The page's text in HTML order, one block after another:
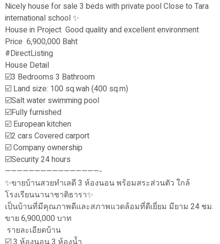
Nicely house for sale 3 beds with private pool Close to Tara
international school ✨
House in Project Good quality and excellent environment
Price 6,900,000 Baht
#DirectListing
House Detail
☑️3 Bedrooms 3 Bathroom
☑️ Land size: 100 sq.wah (400 sq.m)
☑️Salt water swimming pool
☑️Fully furnished
☑️ European kitchen
☑️2 cars Covered carport
☑️ Company ownership
☑️Security 24 hours
————————————————-
✨ขายบ้านสวยทำเลดี 3 ห้องนอน พร้อมสระส่วนตัว ใกล้
โรงเรียนนานาชาติธารา✨
เป็นบ้านที่มีคุณภาพดีและสภาพแวดล้อมที่ดีเยี่ยม มียาม 24 ชม.
ขาย 6,900,000 บาท
รายละเอียดบ้าน